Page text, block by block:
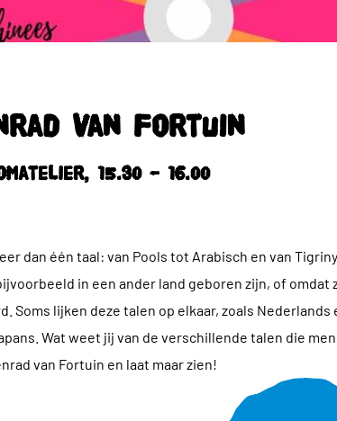
van Fortuin
15.30 – 16.00
dan één taal: van Pools tot Arabisch en van
in een ander land geboren zijn, of omdat
Soms lijken deze talen op elkaar, zoals Nederlands
Wat weet jij van de verschillende talen die
van Fortuin en laat maar zien!